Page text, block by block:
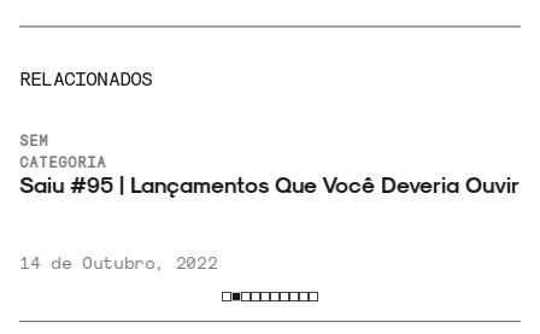
RELACIONADOS
SEM
CATEGORIA
Saiu #95 | Lançamentos Que Você Deveria Ouvir
14 de Outubro, 2022